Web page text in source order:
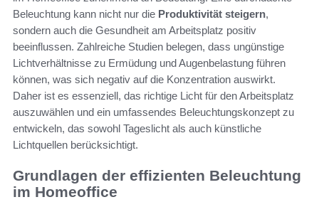
Beleuchtung kann nicht nur die Produktivität steigern,
sondern auch die Gesundheit am Arbeitsplatz positiv
beeinflussen. Zahlreiche Studien belegen, dass ungünstige
Lichtverhältnisse zu Ermüdung und Augenbelastung führen
können, was sich negativ auf die Konzentration auswirkt.
Daher ist es essenziell, das richtige Licht für den Arbeitsplatz
auszuwählen und ein umfassendes Beleuchtungskonzept zu
entwickeln, das sowohl Tageslicht als auch künstliche
Lichtquellen berücksichtigt.
Grundlagen der effizienten Beleuchtung
im Homeoffice